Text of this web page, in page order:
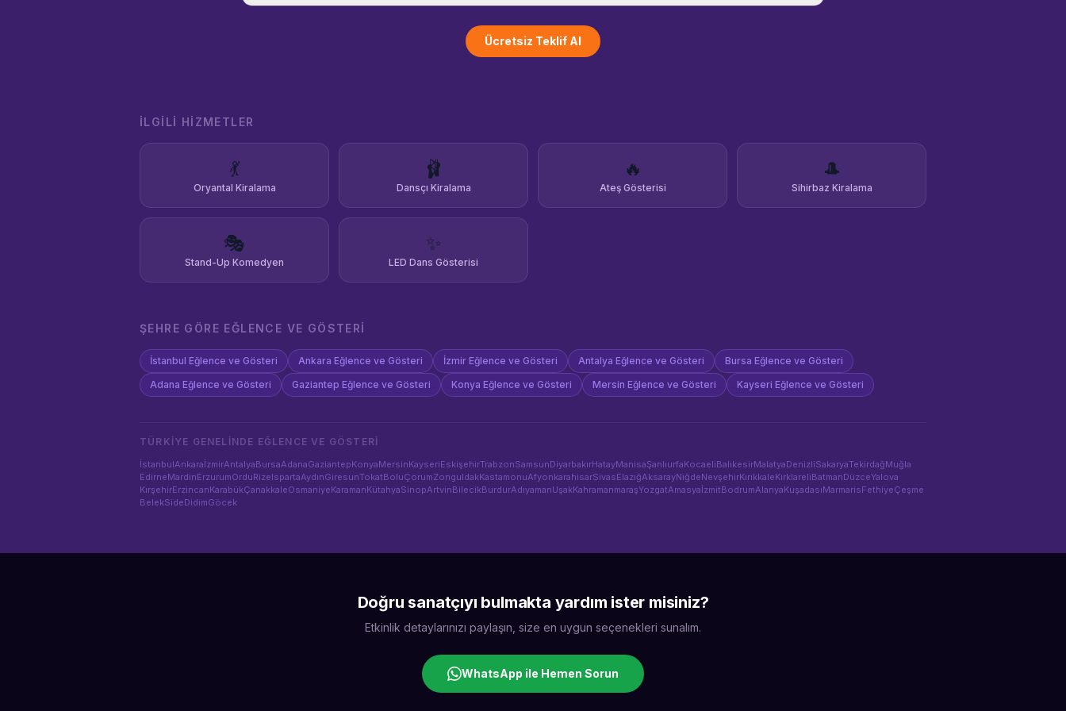
sürmektedir. Hizmet bölgemiz öncelikli olarak
Tekkeköy ilçeleri olmak üzere, Ordu,
Amasya, Çorum, Sinop ve Tokat gibi çevre
organizasyonda sahne aldık. Seyircinin
gözlerindeki hayranlığı görmek, bizim en
büyük motivasyon kaynağımızdır. Eğer siz de
etkinliğinize sıra dışı, heyecan verici ve
PyraSamsun ekibi olarak alevlerimizle geceyi
Ücretsiz Teklif Al
İLGILI HIZMETLER
💃
Oryantal Kiralama
🩰
Dansçı Kiralama
🔥
Ateş Gösterisi
🎩
Sihirbaz Kiralama
🎭
Stand-Up Komedyen
✨
LED Dans Gösterisi
ŞEHRE GÖRE EĞLENCE VE GÖSTERI
İstanbul Eğlence ve Gösteri Ankara Eğlence ve Gösteri İzmir Eğlence ve Gösteri Antalya Eğlence ve Gösteri Bursa Eğlence ve Gösteri
Adana Eğlence ve Gösteri Gaziantep Eğlence ve Gösteri Konya Eğlence ve Gösteri Mersin Eğlence ve Gösteri Kayseri Eğlence ve Gösteri
TÜRKIYE GENELINDE EĞLENCE VE GÖSTERI
İstanbulAnkaraİzmirAntalyaBursaAdanaGaziantepKonyaMersinKayseriEskişehirTrabzonSamsunDiyarbakırHatayManisaŞanlıurfaKocaeliBalıkesirMalatyaDenizliSakaryaTekirdağMuğla
EdirneMardinErzurumOrduRizeIspartaAydınGiresunTokatBoluÇorumZonguldakKastamonuAfyonkarahisarSivasElazığAksarayNiğdeNevşehirKırıkkaleKırklareliBatmanDüzceYalova
KırşehirErzincanKarabükÇanakkaleOsmaniyeKaramanKütahyaSinopArtvinBilecikBurdurAdıyamanUşakKahramanmaraşYozgatAmasyaİzmitBodrumAlanyaKuşadasıMarmarisFethiyeÇeşme
BelekSideDidimGöcek
Doğru sanatçıyı bulmakta yardım ister misiniz?
Etkinlik detaylarınızı paylaşın, size en uygun seçenekleri sunalım.
WhatsApp ile Hemen Sorun